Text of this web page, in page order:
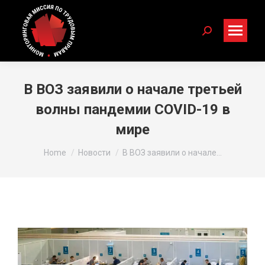
Search:
В ВОЗ заявили о начале третьей
волны пандемии COVID-19 в
мире
You are here:
Home Новости В ВОЗ заявили о начале…